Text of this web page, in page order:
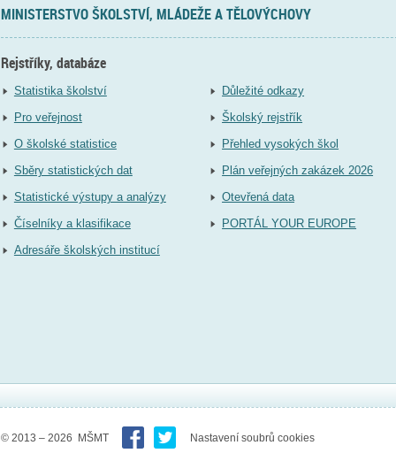
MINISTERSTVO ŠKOLSTVÍ, MLÁDEŽE A TĚLOVÝCHOVY
Rejstříky, databáze
Statistika školství
Pro veřejnost
O školské statistice
Sběry statistických dat
Statistické výstupy a analýzy
Číselníky a klasifikace
Adresáře školských institucí
Důležité odkazy
Školský rejstřík
Přehled vysokých škol
Plán veřejných zakázek 2026
Otevřená data
PORTÁL YOUR EUROPE
© 2013 – 2026 MŠMT Nastavení soubrů cookies